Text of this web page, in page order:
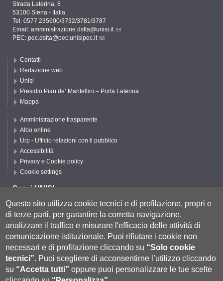
Strada Laterina, 8
53100 Siena - Italia
Tel. 0577 235600/3732/3781/3787
Email: amministrazione.dsfta@unisi.it
PEC: pec.dsfta@pec.unisipec.it
Contatti
Redazione web
Unisi
Presidio Pian de’ Mantellini – Porta Laterina
Mappa
Amministrazione trasparente
Albo online
Urp - Ufficio relazioni con il pubblico
Accessibilità
Privacy e Cookie policy
Cookie settings
Segui UNISI
Segui DSFTA
Questo sito utilizza cookie tecnici e di profilazione, propri e
di terze parti, per garantire la corretta navigazione,
analizzare il traffico e misurare l'efficacia delle attività di
comunicazione istituzionale. Puoi rifiutare i cookie non
necessari e di profilazione cliccando su “Solo cookie
tecnici”. Puoi scegliere di acconsentirne l’utilizzo cliccando
su “Accetta tutti” oppure puoi personalizzare le tue scelte